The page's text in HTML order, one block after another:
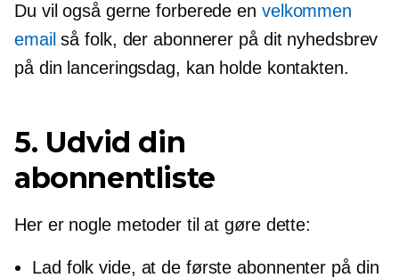
Du vil også gerne forberede en velkommen
email så folk, der abonnerer på dit nyhedsbrev
på din lanceringsdag, kan holde kontakten.
5. Udvid din
abonnentliste
Her er nogle metoder til at gøre dette:
Lad folk vide, at de første abonnenter på din